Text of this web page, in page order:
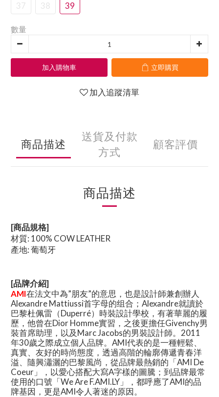
37 38 39
數量
加入購物車 立即購買
加入追蹤清單
商品描述
送貨及付款
方式
顧客評價
商品描述
[商品規格]
材質: 100% COW LEATHER
產地: 葡萄牙
[品牌介紹]
AMI在法文中為”朋友”的意思，也是設計師兼創辦人
Alexandre Mattiussi首字母的组合；Alexandre就讀於
巴黎杜佩雷（Duperré）時裝設計學校，有著華麗的履
歷，他曾在Dior Homme實習，之後更擔任Givenchy男
裝首席助理，以及Marc Jacobs的男裝設計師。2011
年30歲之際成立個人品牌。AMI代表的是一種輕鬆、
真實、友好的時尚態度，透過高階的輪廓傳遞青春洋
溢、隨興瀟灑的巴黎風尚，從品牌最熱銷的「AMI De
Coeur」，以愛心搭配大寫A字樣的圖騰；到品牌最常
使用的口號「We Are F.AMI.LY」，都呼應了AMI的品
牌基因，更是AMI令人著迷的原因。